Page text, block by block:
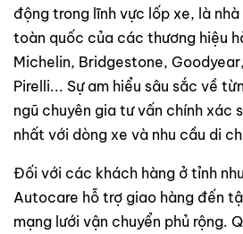
động trong lĩnh vực lốp xe, là
toàn quốc của các thương hiệu
Michelin, Bridgestone,
Pirelli... Sự am hiểu sâu sắc về
ngũ chuyên gia tư vấn chính xác
nhất với dòng xe và nhu cầu di
Đối với các khách hàng ở tỉnh
Autocare hỗ trợ giao hàng đến
mạng lưới vận chuyển phủ rộng.